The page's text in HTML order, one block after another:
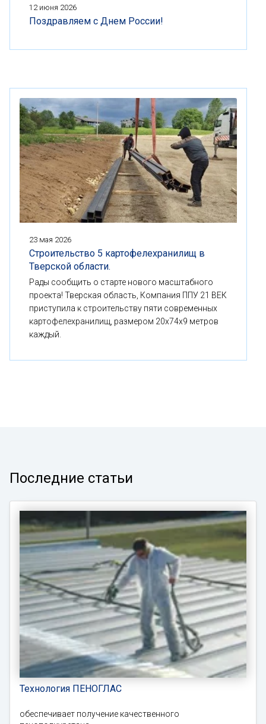
12 июня 2026
Поздравляем с Днем России!
23 мая 2026
Строительство 5 картофелехранилищ в
Тверской области.
Рады сообщить о старте нового масштабного
проекта! Тверская область, Компания ППУ 21 ВЕК
приступила к строительству пяти современных
картофелехранилищ, размером 20x74x9 метров
каждый.
Последние статьи
Технология ПЕНОГЛАС
обеспечивает получение качественного